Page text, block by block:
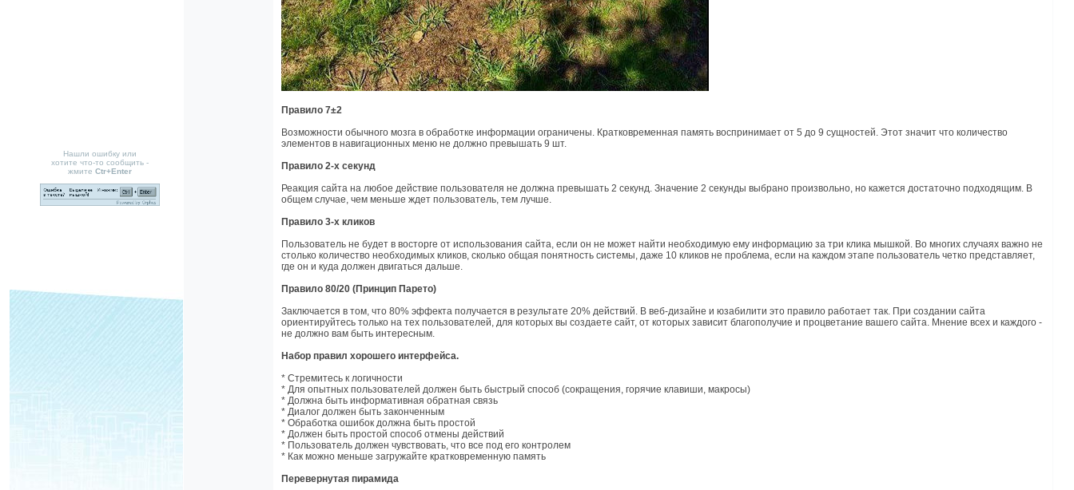
Нашли ошибку или
хотите что-то сообщить -
жмите Ctr+Enter
Правило 7±2
Возможности обычного мозга в обработке информации ограничены. Кратковременная память воспринимает от 5 до 9 сущностей. Этот значит что количество
элементов в навигационных меню не должно превышать 9 шт.
Правило 2-х секунд
Реакция сайта на любое действие пользователя не должна превышать 2 секунд. Значение 2 секунды выбрано произвольно, но кажется достаточно подходящим. В
общем случае, чем меньше ждет пользователь, тем лучше.
Правило 3-х кликов
Пользователь не будет в восторге от использования сайта, если он не может найти необходимую ему информацию за три клика мышкой. Во многих случаях важно не
столько количество необходимых кликов, сколько общая понятность системы, даже 10 кликов не проблема, если на каждом этапе пользователь четко представляет,
где он и куда должен двигаться дальше.
Правило 80/20 (Принцип Парето)
Заключается в том, что 80% эффекта получается в результате 20% действий. В веб-дизайне и юзабилити это правило работает так. При создании сайта
ориентируйтесь только на тех пользователей, для которых вы создаете сайт, от которых зависит благополучие и процветание вашего сайта. Мнение всех и каждого -
не должно вам быть интересным.
Набор правил хорошего интерфейса.
* Стремитесь к логичности
* Для опытных пользователей должен быть быстрый способ (сокращения, горячие клавиши, макросы)
* Должна быть информативная обратная связь
* Диалог должен быть законченным
* Обработка ошибок должна быть простой
* Должен быть простой способ отмены действий
* Пользователь должен чувствовать, что все под его контролем
* Как можно меньше загружайте кратковременную память
Перевернутая пирамида